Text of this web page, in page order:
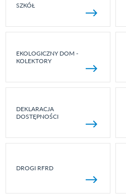
SZKÓŁ
EKOLOGICZNY DOM -
KOLEKTORY
DEKLARACJA
DOSTĘPNOŚCI
DROGI RFRD